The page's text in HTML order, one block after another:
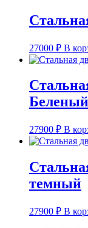
27000 ₽ В
27900 ₽ В
темный
27900 ₽ В